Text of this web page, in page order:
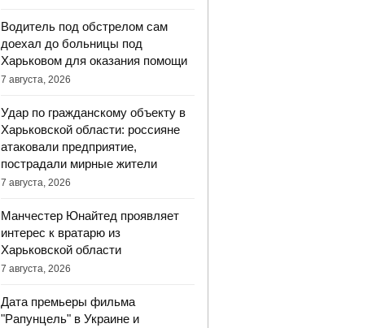
Водитель под обстрелом сам
доехал до больницы под
Харьковом для оказания помощи
7 августа, 2026
Удар по гражданскому объекту в
Харьковской области: россияне
атаковали предприятие,
пострадали мирные жители
7 августа, 2026
Манчестер Юнайтед проявляет
интерес к вратарю из
Харьковской области
7 августа, 2026
Дата премьеры фильма
"Рапунцель" в Украине и